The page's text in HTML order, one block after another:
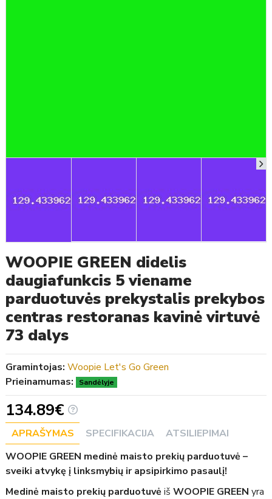
WOOPIE GREEN didelis
daugiafunkcis 5 viename
parduotuvės prekystalis prekybos
centras restoranas kavinė virtuvė
73 dalys
Gramintojas: Woopie Let's Go Green
Prieinamumas:
Sandėlyje
134.89€
APRAŠYMAS SPECIFIKACIJA
ATSILIEPIMAI
WOOPIE GREEN medinė maisto prekių parduotuvė –
sveiki atvykę į linksmybių ir apsipirkimo pasaulį!
Medinė maisto prekių parduotuvė iš WOOPIE GREEN yra